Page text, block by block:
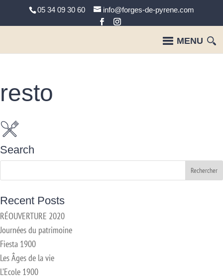
05 34 09 30 60 info@forges-de-pyrene.com
resto
Search
Recent Posts
RÉOUVERTURE 2020
Journées du patrimoine
Fiesta 1900
Les Âges de la vie
L’Ecole 1900